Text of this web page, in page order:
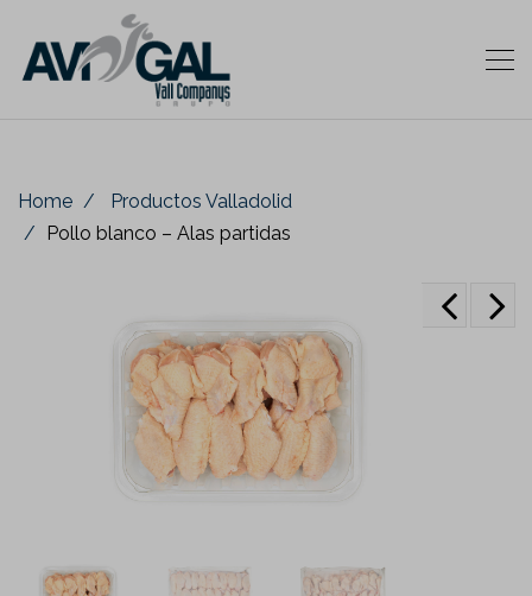
Home
Productos Valladolid
Pollo blanco – Alas partidas